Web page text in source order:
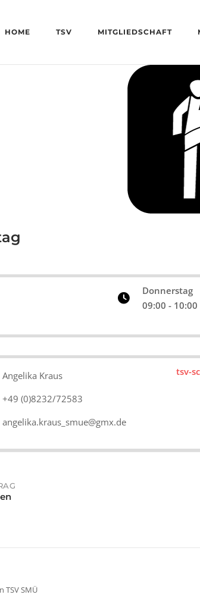
HOME TSV MITGLIEDSCHAFT
Donnerstag
09:00 -
Angelika Kraus
+49 (0)8232/72583
angelika.kraus_smue@gmx.de
tsv-
TSV SMÜ